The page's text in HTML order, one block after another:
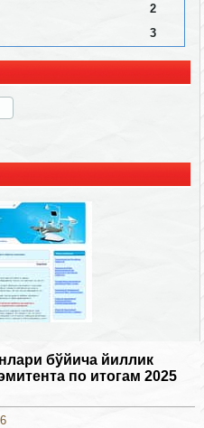
2
3
бўйича йиллик
по итогам 2025